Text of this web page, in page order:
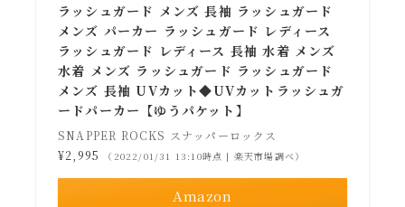
ラッシュガード メンズ 長袖 ラッシュガード
メンズ パーカー ラッシュガード レディース
ラッシュガード レディース 長袖 水着 メンズ
水着 メンズ ラッシュガード ラッシュガード
メンズ 長袖 UVカット◆UVカットラッシュガ
ードパーカー【ゆうパケット】
SNAPPER ROCKS スナッパーロックス
¥2,995
（2022/01/31 13:10時点 | 楽天市場調べ）
Amazon